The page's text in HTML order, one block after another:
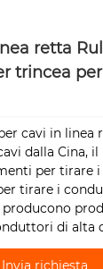
retta
trincea
cavi in ​​linea
dalla Cina,
per tirare
tirare i
di alta
Invia richiesta